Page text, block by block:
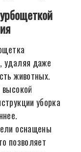
удаляя даже
животных.
уборка
оснащены
позволяет